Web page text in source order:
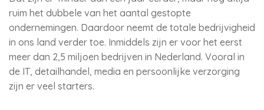
ruim het dubbele van het aantal gestopte
ondernemingen. Daardoor neemt de totale bedrijvigheid
in ons land verder toe. Inmiddels zijn er voor het eerst
meer dan 2,5 miljoen bedrijven in Nederland. Vooral in
de IT, detailhandel, media en persoonlijke verzorging
zijn er veel starters.